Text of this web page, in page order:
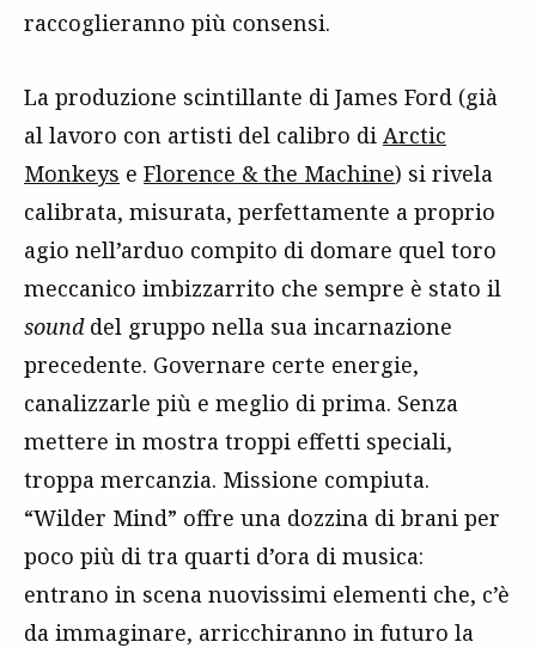
raccoglieranno più consensi.
La produzione scintillante di James Ford (già
al lavoro con artisti del calibro di Arctic
Monkeys e Florence & the Machine) si rivela
calibrata, misurata, perfettamente a proprio
agio nell’arduo compito di domare quel toro
meccanico imbizzarrito che sempre è stato il
sounddel gruppo nella sua incarnazione
precedente. Governare certe energie,
canalizzarle più e meglio di prima. Senza
mettere in mostra troppi effetti speciali,
troppa mercanzia. Missione compiuta.
“Wilder Mind” offre una dozzina di brani per
poco più di tra quarti d’ora di musica:
entrano in scena nuovissimi elementi che, c’è
da immaginare, arricchiranno in futuro la